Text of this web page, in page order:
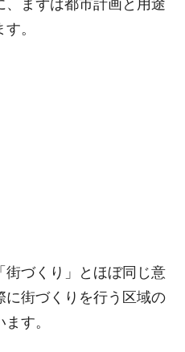
、まずは都市計画と用途
。
街づくり」とほぼ同じ意
に街づくりを行う区域の
す。